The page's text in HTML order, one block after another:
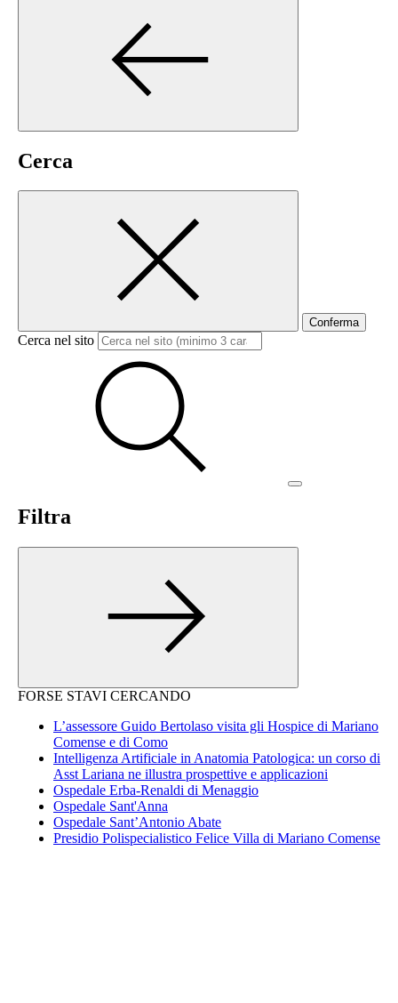
Cerca
Conferma
Cerca nel sito
Filtra
FORSE STAVI CERCANDO
L’assessore Guido Bertolaso visita gli Hospice di Mariano
Comense e di Como
Intelligenza Artificiale in Anatomia Patologica: un corso di
Asst Lariana ne illustra prospettive e applicazioni
Ospedale Erba-Renaldi di Menaggio
Ospedale Sant'Anna
Ospedale Sant’Antonio Abate
Presidio Polispecialistico Felice Villa di Mariano Comense